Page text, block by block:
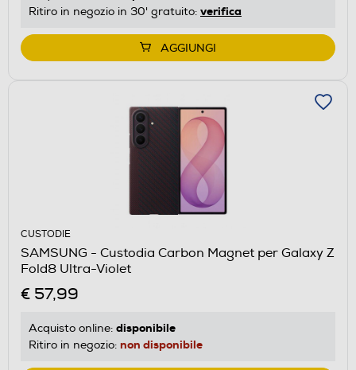
Ritiro in negozio in 30' gratuito: verifica
AGGIUNGI
CUSTODIE
SAMSUNG - Custodia Carbon Magnet per Galaxy Z
Fold8 Ultra-Violet
€ 57,99
Acquisto online: disponibile
Ritiro in negozio: non disponibile